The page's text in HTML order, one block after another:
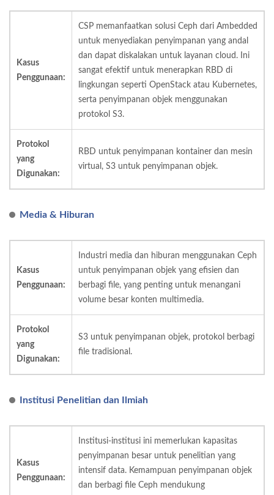
Kasus
Penggunaan:
CSP memanfaatkan solusi Ceph dari Ambedded
untuk menyediakan penyimpanan yang andal
dan dapat diskalakan untuk layanan cloud. Ini
sangat efektif untuk menerapkan RBD di
lingkungan seperti OpenStack atau Kubernetes,
serta penyimpanan objek menggunakan
protokol S3.
Protokol
yang
Digunakan:
RBD untuk penyimpanan kontainer dan mesin
virtual, S3 untuk penyimpanan objek.
Media & Hiburan
Kasus
Penggunaan:
Industri media dan hiburan menggunakan Ceph
untuk penyimpanan objek yang efisien dan
berbagi file, yang penting untuk menangani
volume besar konten multimedia.
Protokol
yang
Digunakan:
S3 untuk penyimpanan objek, protokol berbagi
file tradisional.
Institusi Penelitian dan Ilmiah
Kasus
Penggunaan:
Institusi-institusi ini memerlukan kapasitas
penyimpanan besar untuk penelitian yang
intensif data. Kemampuan penyimpanan objek
dan berbagi file Ceph mendukung